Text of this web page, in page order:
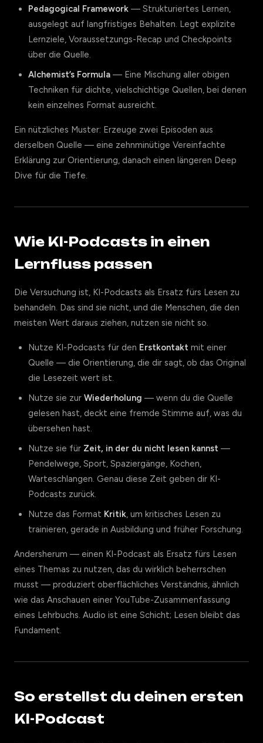
Pedagogical Framework — Strukturiertes Lernen,
ausgelegt auf langfristiges Behalten. Legt explizite
Lernziele, Voraussetzungs-Recap und Checkpoints
über die Quelle.
Alchemist’s Formula — Eine Mischung aller obigen
Techniken für dichte, vielschichtige Quellen, bei denen
kein einzelnes Format ausreicht.
Ein nützliches Muster: Erzeuge zwei Episoden aus
derselben Quelle — eine zehnminütige Vereinfachte
Erklärung zur Orientierung, danach einen längeren Deep
Dive für die Tiefe.
Wie KI-Podcasts in einen
Lernfluss passen
Die Versuchung ist, KI-Podcasts als Ersatz fürs Lesen zu
behandeln. Das sind sie nicht, und die Menschen, die den
meisten Wert daraus ziehen, nutzen sie nicht so.
Nutze KI-Podcasts für den Erstkontakt mit einer
Quelle — die Orientierung, die dir sagt, ob das Original
die Lesezeit wert ist.
Nutze sie zur Wiederholung — wenn du die Quelle
gelesen hast, deckt eine fremde Stimme auf, was du
übersehen hast.
Nutze sie für Zeit, in der du nicht lesen kannst —
Pendelwege, Sport, Spaziergänge, Kochen,
Warteschlangen. Genau diese Zeit geben dir KI-
Podcasts zurück.
Nutze das Format Kritik, um kritisches Lesen zu
trainieren, gerade in Ausbildung und früher Forschung.
Andersherum — einen KI-Podcast als Ersatz fürs Lesen
eines Themas zu nutzen, das du wirklich beherrschen
musst — produziert oberflächliches Verständnis, ähnlich
wie das Anschauen einer YouTube-Zusammenfassung
eines Lehrbuchs. Audio ist eine Schicht; Lesen bleibt das
Fundament.
So erstellst du deinen ersten
KI-Podcast